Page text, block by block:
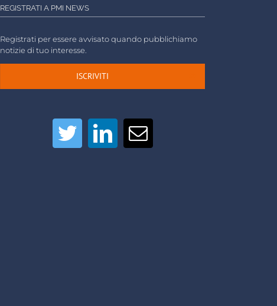
REGISTRATI A PMI NEWS
Registrati per essere avvisato quando pubblichiamo
notizie di tuo interesse.
ISCRIVITI